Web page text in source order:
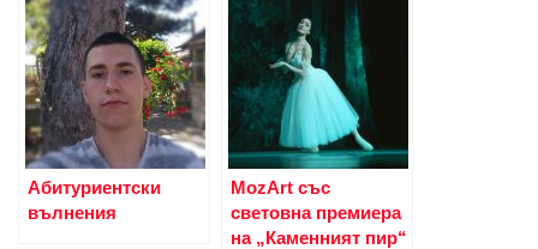
Абитуриентски
вълнения
MоzArt със
световна премиера
на „Каменният пир“